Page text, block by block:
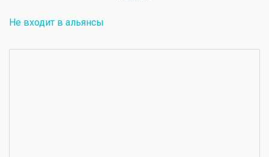
Не входит в альянсы